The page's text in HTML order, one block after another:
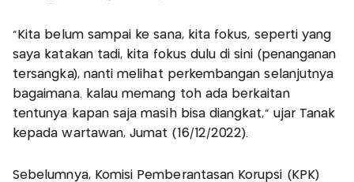
"Kita belum sampai ke sana, kita fokus, seperti yang
saya katakan tadi, kita fokus dulu di sini (penanganan
tersangka), nanti melihat perkembangan selanjutnya
bagaimana. kalau memang toh ada berkaitan
tentunya kapan saja masih bisa diangkat," ujar Tanak
kepada wartawan, Jumat (16/12/2022).
Sebelumnya, Komisi Pemberantasan Korupsi (KPK)